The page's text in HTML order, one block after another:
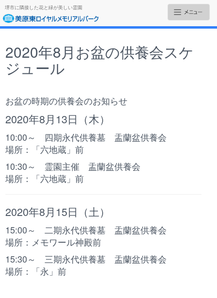
堺市に隣接した花と緑が美しい霊園
2020年8月お盆の供養会スケ
ジュール
お盆の時期の供養会のお知らせ
2020年8月13日（木）
10:00～ 四期永代供養墓 盂蘭盆供養会
場所：「六地蔵」前
10:30～ 霊園主催 盂蘭盆供養会
場所：「六地蔵」前
2020年8月15日（土）
15:00～ 二期永代供養墓 盂蘭盆供養会
場所：メモワール神殿前
15:30～ 三期永代供養墓 盂蘭盆供養会
場所：「永」前